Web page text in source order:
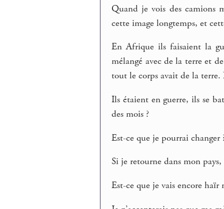
Quand je vois des camions
cette image longtemps, et
En Afrique ils faisaient la
mélangé avec de la terre et
tout le corps avait de la
Ils étaient en guerre, ils se
des mois ?
Est-ce que je pourrai changer
Si je retourne dans mon
Est-ce que je vais encore haïr